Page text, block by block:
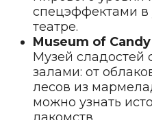
спецэффектами
театре.
Museum of Candy
Музей сладостей
залами: от
лесов из
можно узнать